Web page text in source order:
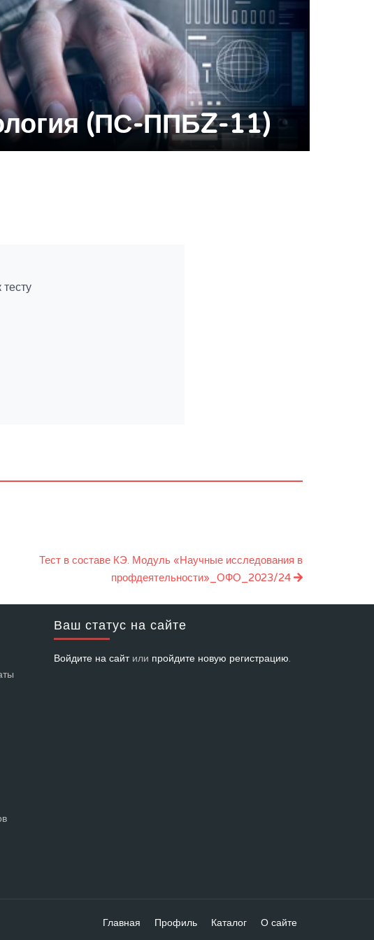
(ПС-ППБZ-11)
Тест в составе КЭ. Модуль «Научные исследования в
профдеятельности»_ОФО_2023/24
Ваш статус на сайте
Войдите на сайтили пройдите новую регистрацию.
Главная Профиль Каталог О сайте